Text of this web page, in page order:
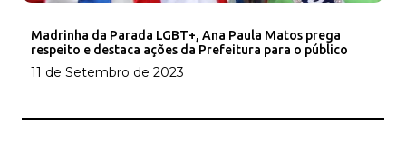
Madrinha da Parada LGBT+, Ana Paula Matos prega
respeito e destaca ações da Prefeitura para o público
11 de Setembro de 2023